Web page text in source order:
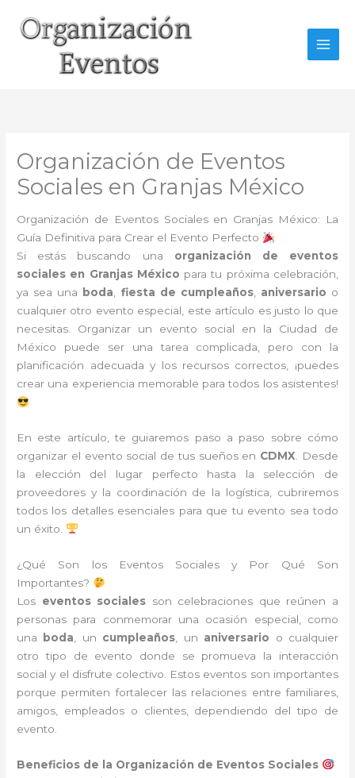
contenido
Organización de Eventos
Sociales en Granjas México
Organización de Eventos Sociales en Granjas México: La
Guía Definitiva para Crear el Evento Perfecto
Si estás buscando una organización de eventos
sociales en Granjas México para tu próxima celebración,
ya sea una
boda, fiesta de cumpleaños, aniversario o
cualquier otro evento especial, este artículo es justo lo que
necesitas. Organizar un evento social en la Ciudad de
México puede ser una tarea complicada, pero con la
planificación adecuada y los recursos correctos, ¡puedes
crear una experiencia memorable para todos los asistentes!
En este artículo, te guiaremos paso a paso sobre cómo
organizar el evento social de tus sueños en CDMX . Desde
la elección del lugar perfecto hasta la selección de
proveedores y la coordinación de la logística, cubriremos
todos los detalles esenciales para que tu evento sea todo
un éxito.
¿Qué Son los Eventos Sociales y Por Qué Son
Importantes?
Los eventos sociales son celebraciones que reúnen a
personas para conmemorar una ocasión especial, como
una
boda , un cumpleaños , un aniversario o cualquier
otro tipo de evento donde se promueva la interacción
social y el disfrute colectivo. Estos eventos son importantes
porque permiten fortalecer las relaciones entre familiares,
amigos, empleados o clientes, dependiendo del tipo de
evento.
Beneficios de la Organización de Eventos Sociales